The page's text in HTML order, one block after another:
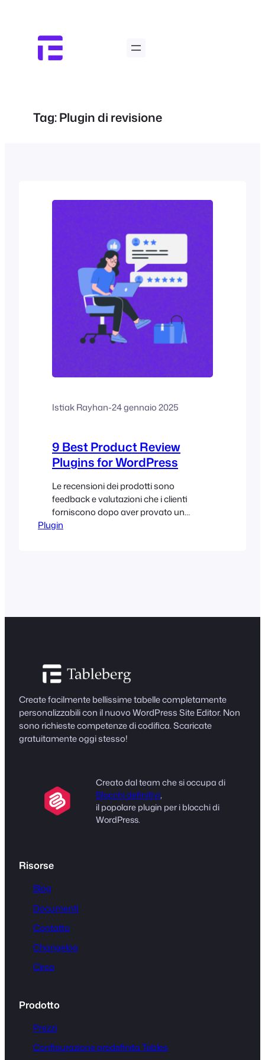
contenuto
Tag:Plugin di revisione
Istiak Rayhan-24 gennaio 2025
9 Best Product Review
Plugins for WordPress
Le recensioni dei prodotti sono
feedback e valutazioni che i clienti
forniscono dopo aver provato un
prodotto o un servizio. Le recensioni dei
recensioni dei prodotti sono software
Plugin
Create facilmente bellissime tabelle completamente
personalizzabili con il nuovo WordPress Site Editor. Non
sono richieste competenze di codifica. Scaricate
gratuitamente oggi stesso!
Creato dal team che si occupa di
Blocchi definitivi,
il popolare plugin per i blocchi di
WordPress.
Risorse
Blog
Documenti
Contatto
Changelog
Circa
Prodotto
Prezzi
Configurazione predefinita Tables